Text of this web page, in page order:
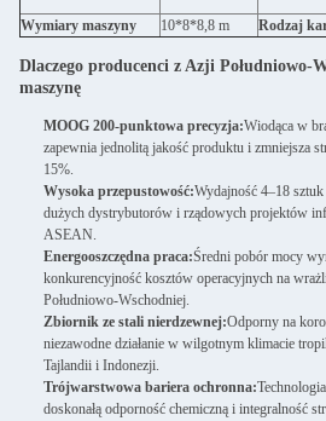
Wymiary maszyny
10*8*8,8 m Rodzaj
Dlaczego producenci z Azji Południowo-
maszynę
MOOG 200-punktowa precyzja:Wiodąca w
zapewnia jednolitą jakość produktu i zmniejsza
15%.
Wysoka przepustowość:Wydajność 4–18
dużych dystrybutorów i rządowych projektów
ASEAN.
Energooszczędna praca:Średni pobór mocy
konkurencyjność kosztów operacyjnych na
Południowo-Wschodniej.
Zbiornik ze stali nierdzewnej:Odporny na
niezawodne działanie w wilgotnym klimacie
Tajlandii i Indonezji.
Trójwarstwowa bariera ochronna:
doskonałą odporność chemiczną i integralność